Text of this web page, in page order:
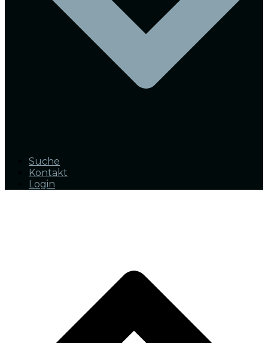
Suche
Kontakt
Login